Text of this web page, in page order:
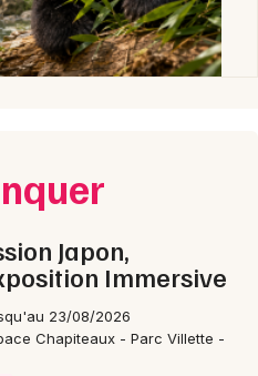
Japon,
Immersive
23/08/2026
Chapiteaux - Parc Villette -